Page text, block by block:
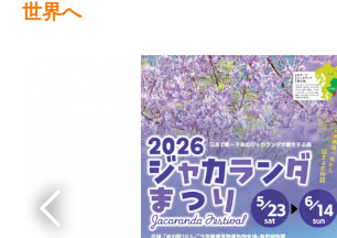
世界へ